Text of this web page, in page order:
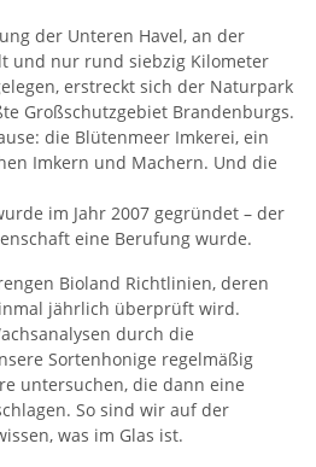
der Unteren Havel, an der
und nur rund siebzig Kilometer
erstreckt sich der Naturpark
Großschutzgebiet Brandenburgs.
die Blütenmeer Imkerei, ein
Imkern und Machern. Und die
im Jahr 2007 gegründet – der
eine Berufung wurde.
Bioland Richtlinien, deren
jährlich überprüft wird.
durch die
Sortenhonige regelmäßig
untersuchen, die dann eine
So sind wir auf der
was im Glas ist.